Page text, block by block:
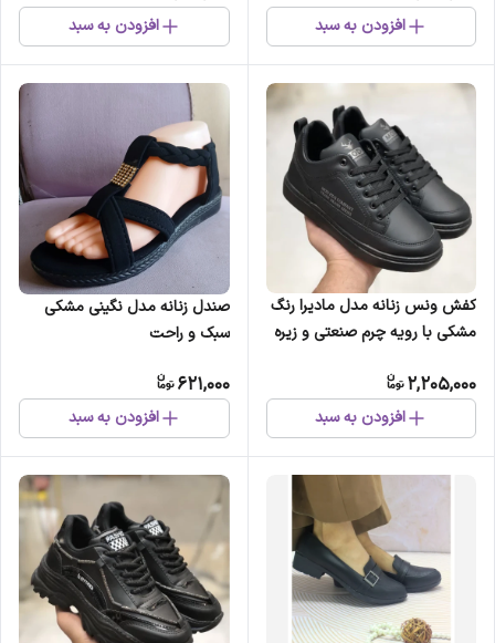
افزودن به سبد افزودن به سبد
کفش ونس زنانه مدل مادیرا رنگ
مشکی با رویه چرم صنعتی و زیره
2,205,000
افزودن به سبد
صندل زنانه مدل نگینی مشکی
سبک و راحت
621,000
افزودن به سبد